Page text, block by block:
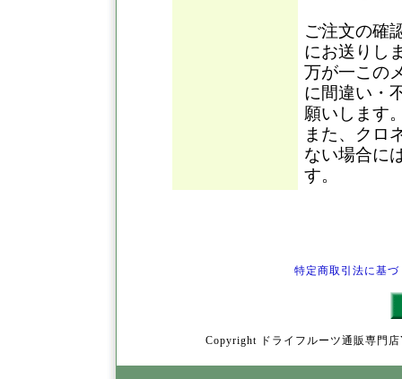
ご注文の確
にお送りし
万が一この
に間違い・
願いします
また、クロ
ない場合に
す。
特定商取引法に基づ
Copyright ドライフルーツ通販専門